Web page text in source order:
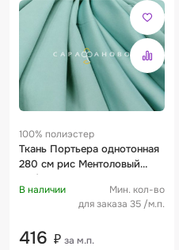
100% полиэстер
Ткань Портьера однотонная
280 см рис Ментоловый
116/280
В наличии
Мин. кол-во
для заказа 35 /м.п.
416 ₽ за м.п.